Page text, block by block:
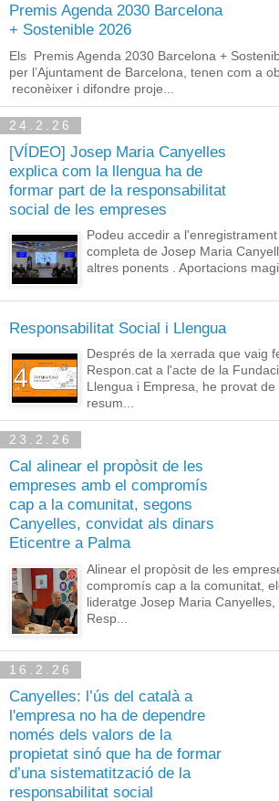
Premis Agenda 2030 Barcelona
+ Sostenible 2026
Els Premis Agenda 2030 Barcelona +
per l’Ajuntament de Barcelona, tenen com a
reconèixer i difondre proje...
24.2.26
[VÍDEO] Josep Maria Canyelles
explica com la llengua ha de
formar part de la responsabilitat
social de les empreses
Podeu accedir a
completa de Josep Maria
altres ponents . Aportacions
Responsabilitat Social i Llengua
Després de la xerrada que vaig
Respon.cat a l'acte de la
Llengua i Empresa, he provat de
resum...
23.2.26
Cal alinear el propòsit de les
empreses amb el compromís
cap a la comunitat, segons
Canyelles, convidat als dinars
Eticentre a Palma
Alinear el propòsit de les
compromís cap a la comunitat,
lideratge Josep Maria Canyelles,
Resp...
16.2.26
Canyelles: l’ús del català a
l'empresa no ha de dependre
només dels valors de la
propietat sinó que ha de formar
d’una sistematització de la
responsabilitat social